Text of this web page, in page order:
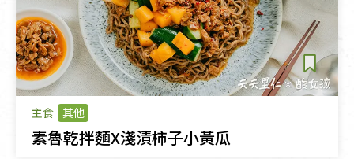
主食 其他
素魯乾拌麵X淺漬柿子小黃瓜